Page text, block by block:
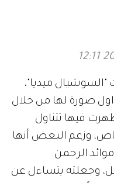
"السوشيال ميديا"،
صورة لها من خلال
فيها تتناول
وزعم البعض أنها
الرحمن.
وجعلته يتساءل عن